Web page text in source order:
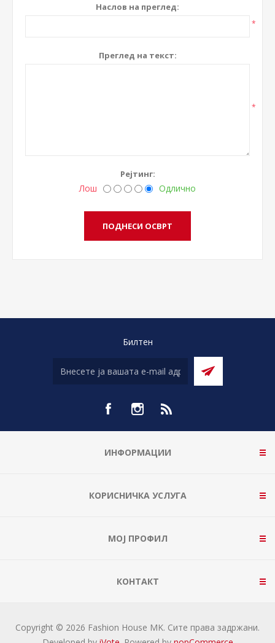
Наслов на преглед:
*
Преглед на текст:
*
Рејтинг:
Лош Одлично
Билтен
ИНФОРМАЦИИ
КОРИСНИЧКА УСЛУГА
МОЈ ПРОФИЛ
КОНТАКТ
Copyright © 2026 Fashion House MK. Сите права задржани.